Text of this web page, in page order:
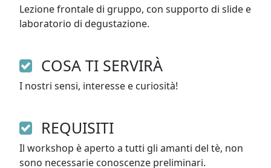
Lezione frontale di gruppo, con supporto di slide e
laboratorio di degustazione.
COSA TI SERVIRÀ
I nostri sensi, interesse e curiosità!
REQUISITI
Il workshop è aperto a tutti gli amanti del tè, non
sono necessarie conoscenze preliminari.